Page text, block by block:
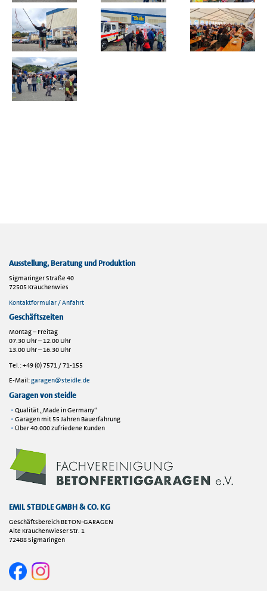
Ausstellung, Beratung und Produktion
Sigmaringer Straße 40
72505 Krauchenwies
Kontaktformular / Anfahrt
Geschäftszeiten
Montag – Freitag
07.30 Uhr – 12.00 Uhr
13.00 Uhr – 16.30 Uhr
Tel.: +49 (0) 7571 / 71-155
E-Mail:garagen@steidle.de
Garagen von steidle
Qualität „Made in Germany“
Garagen mit 55 Jahren Bauerfahrung
Über 40.000 zufriedene Kunden
EMIL STEIDLE GMBH & CO. KG
Geschäftsbereich BETON-GARAGEN
Alte Krauchenwieser Str. 1
72488 Sigmaringen